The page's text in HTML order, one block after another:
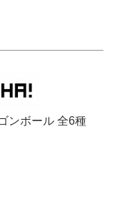
ンボール 全6種